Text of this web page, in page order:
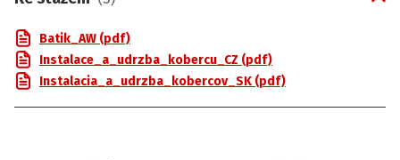
Batik_AW (pdf)
Instalace_a_udrzba_kobercu_CZ (pdf)
Instalacia_a_udrzba_kobercov_SK (pdf)